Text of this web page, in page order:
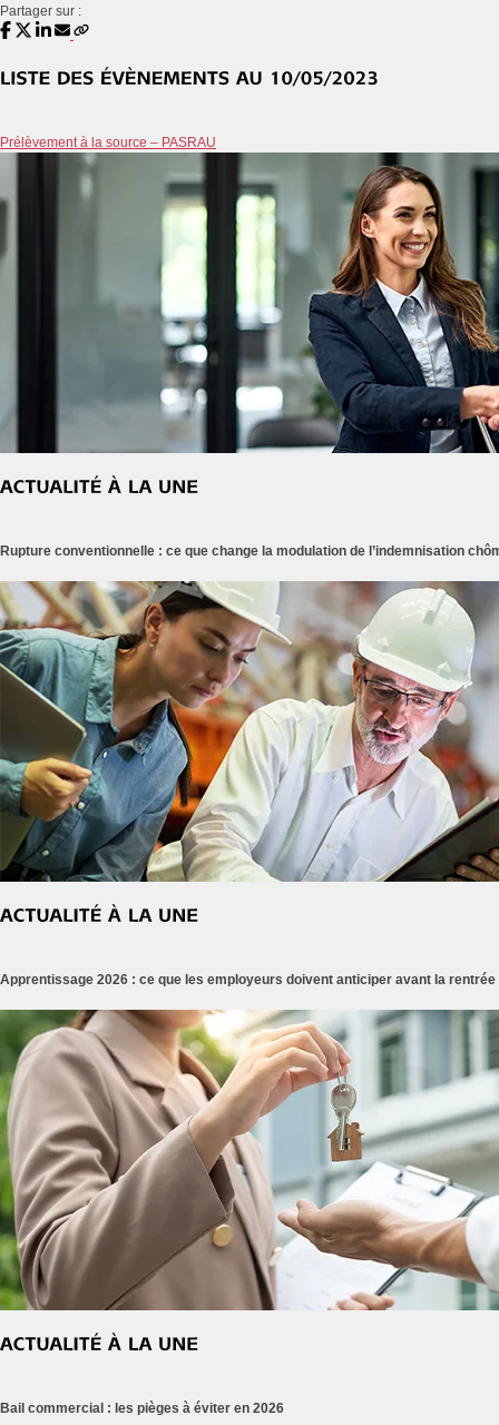
Partager sur :
Prélèvement à la source – PASRAU
Rupture conventionnelle : ce que change la modulation de l’indemnisation
Apprentissage 2026 : ce que les employeurs doivent anticiper avant la rentrée
Bail commercial : les pièges à éviter en 2026